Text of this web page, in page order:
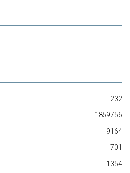
232
1859756
9164
701
1354